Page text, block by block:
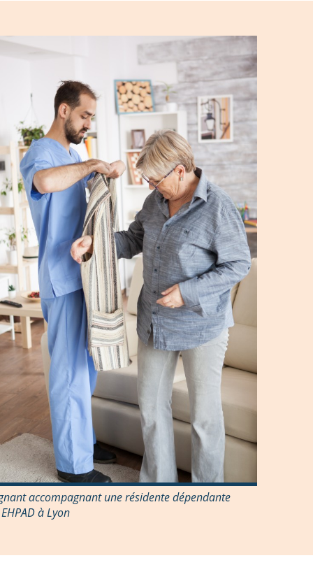
accompagnant une résidente dépendante
à Lyon